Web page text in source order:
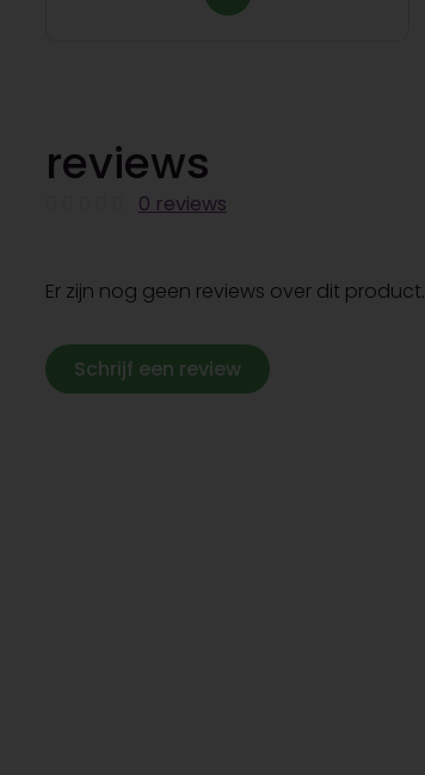
reviews
0 reviews
Er zijn nog geen reviews over dit product.
Schrijf een review